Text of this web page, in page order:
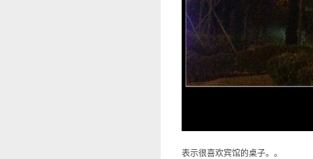
表示很喜欢宾馆的桌子。。